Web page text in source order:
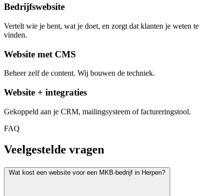
Bedrijfswebsite
Vertelt wie je bent, wat je doet, en zorgt dat klanten je weten te
vinden.
Website met CMS
Beheer zelf de content. Wij bouwen de techniek.
Website + integraties
Gekoppeld aan je CRM, mailingsysteem of factureringstool.
FAQ
Veelgestelde vragen
Wat kost een website voor een MKB-bedrijf in Herpen?